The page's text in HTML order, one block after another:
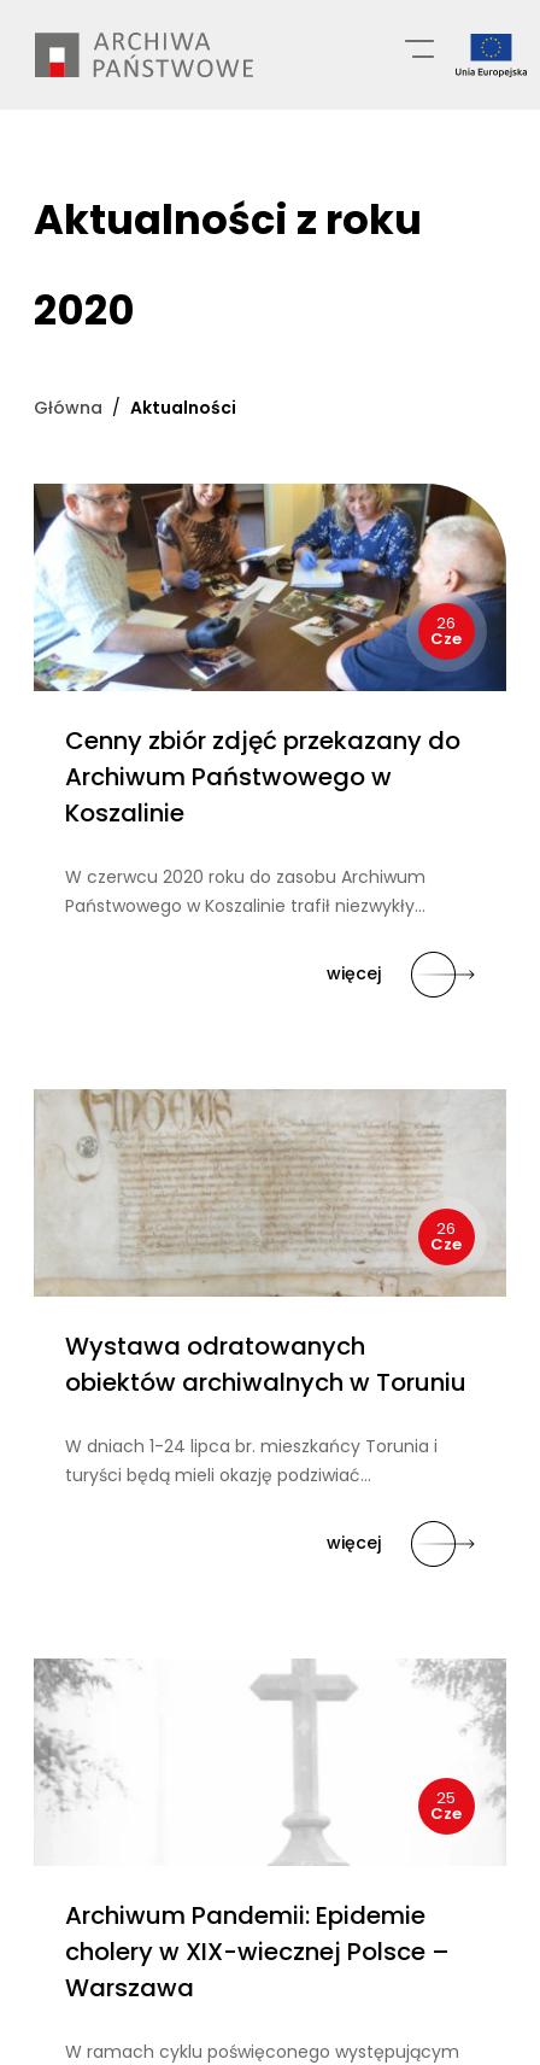
treści
Aktualności z roku
2020
Główna Aktualności
26
Cze
Cenny zbiór zdjęć przekazany do
Archiwum Państwowego w
Koszalinie
W czerwcu 2020 roku do zasobu Archiwum
Państwowego w Koszalinie trafił niezwykły…
więcej
26
Cze
Wystawa odratowanych
obiektów archiwalnych w Toruniu
W dniach 1-24 lipca br. mieszkańcy Torunia i
turyści będą mieli okazję podziwiać…
więcej
25
Cze
Archiwum Pandemii: Epidemie
cholery w XIX-wiecznej Polsce –
Warszawa
W ramach cyklu poświęconego występującym